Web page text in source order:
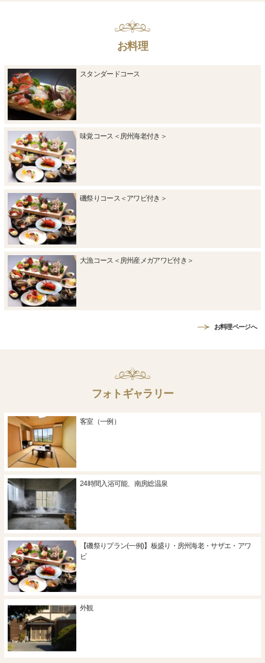
お料理
スタンダードコース
味覚コース＜房州海老付き＞
磯祭りコース＜アワビ付き＞
大漁コース＜房州産メガアワビ付き＞
お料理ページへ
フォトギャラリー
客室（一例）
24時間入浴可能、南房総温泉
【磯祭りプラン(一例)】板盛り・房州海老・サザエ・アワ
ビ
外観